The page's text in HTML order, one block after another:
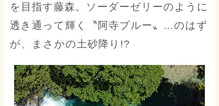
を目指す藤森。ソーダーゼリーのように
透き通って輝く〝阿寺ブルー〟…のはず
が、まさかの土砂降り!?